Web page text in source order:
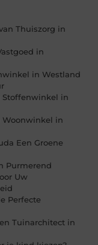
Thuiszorg in
in
in Westland
Stoffenwinkel in
Woonwinkel in
Een Groene
Purmerend
Uw
Perfecte
Tuinarchitect in